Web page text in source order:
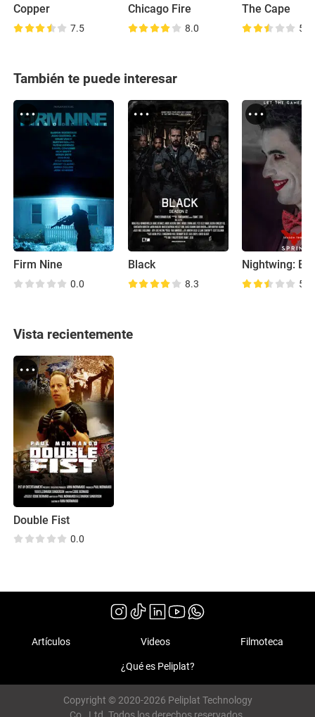
Copper
7.5
Chicago Fire
8.0
The Cape
5.7
También te puede interesar
Firm Nine
0.0
Black
8.3 5.0
Vista recientemente
Double Fist
0.0
Artículos Videos Filmoteca
¿Qué es Peliplat?
Copyright © 2020-2026 Peliplat Technology
Co., Ltd. Todos los derechos reservados.